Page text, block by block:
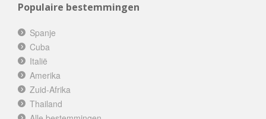
Populaire bestemmingen
Spanje
Cuba
Italië
Amerika
Zuid-Afrika
Thailand